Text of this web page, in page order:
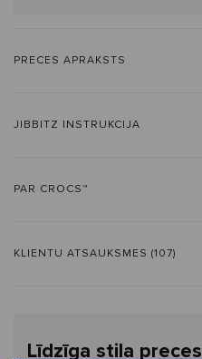
PRECES APRAKSTS
JIBBITZ INSTRUKCIJA
PAR CROCS™
KLIENTU ATSAUKSMES (107)
Līdzīga stila preces